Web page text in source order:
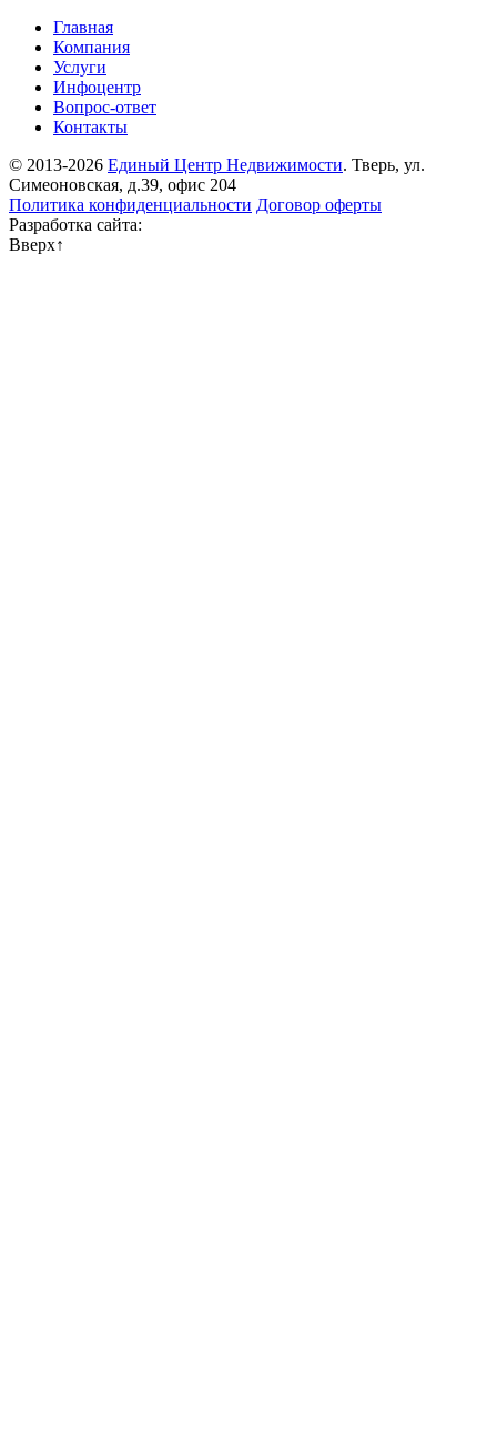
Главная
Компания
Услуги
Инфоцентр
Вопрос-ответ
Контакты
© 2013-2026 Единый Центр Недвижимости. Тверь, ул.
Симеоновская, д.39, офис 204
Политика конфиденциальности Договор оферты
Разработка сайта:
Вверх↑